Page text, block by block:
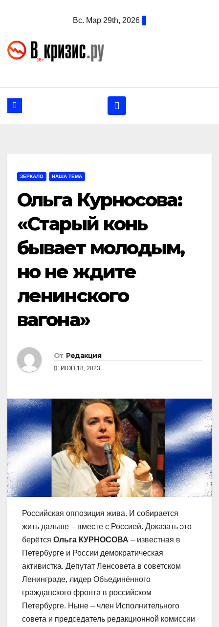
Вс. Мар 29th, 2026
ЗЕРКАЛО НАША ТЕМА
Ольга Курносова:
«Старый конь
бывает молодым,
но не ждите
ленинского
вагона»
От Редакция
ИЮН 18, 2023
Российская оппозиция жива. И собирается
жить дальше – вместе с Россией. Доказать это
берётся Ольга КУРНОСОВА – известная в
Петербурге и России демократическая
активистка. Депутат Ленсовета в советском
Ленинграде, лидер Объединённого
гражданского фронта в российском
Петербурге. Ныне – член Исполнительного
совета и председатель редакционной комиссии